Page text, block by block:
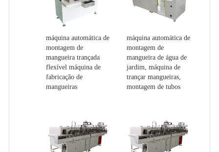
máquina automática de
montagem de
mangueira trançada
flexível máquina de
fabricação de
mangueiras
máquina automática de
montagem de
mangueira de água de
jardim, máquina de
trançar mangueiras,
montagem de tubos